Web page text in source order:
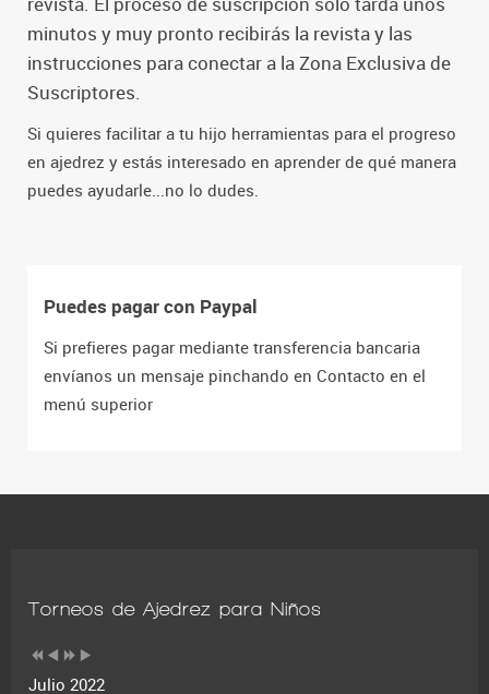
minutos y muy pronto recibirás la revista y las
instrucciones para conectar a la Zona Exclusiva de
Suscriptores.
Si quieres facilitar a tu hijo herramientas para el progreso
en ajedrez y estás interesado en aprender de qué manera
puedes ayudarle...no lo dudes.
Puedes pagar con Paypal
Si prefieres pagar mediante transferencia bancaria
envíanos un mensaje pinchando en Contacto en el
menú superior
Torneos de Ajedrez para Niños
Julio 2022